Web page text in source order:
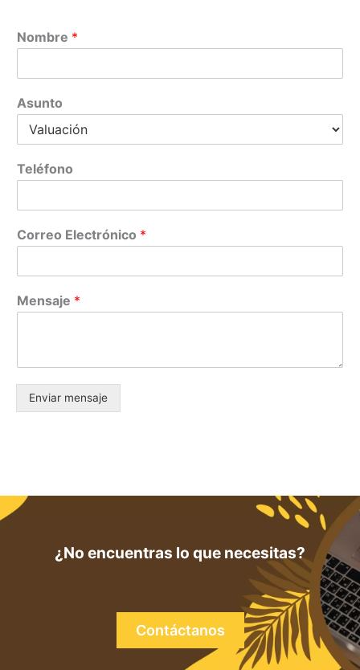
Nombre *
Asunto
Teléfono
Correo Electrónico *
Mensaje *
Enviar mensaje
¿No encuentras lo que necesitas?
Contáctanos